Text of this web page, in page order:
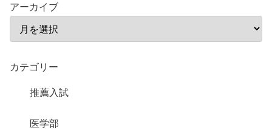
アーカイブ
カテゴリー
推薦入試
医学部